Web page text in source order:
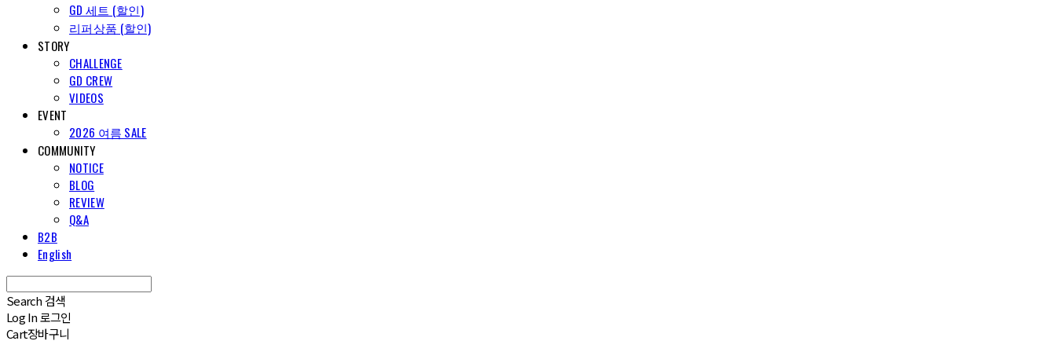
GD 세트 (할인)
리퍼상품 (할인)
STORY
CHALLENGE
GD CREW
VIDEOS
EVENT
2026 여름 SALE
COMMUNITY
NOTICE
BLOG
REVIEW
Q&A
B2B
English
Search 검색
Log In로그인
Cart장바구니